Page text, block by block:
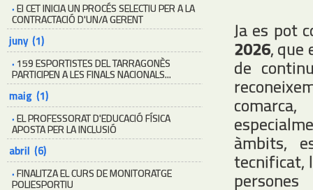
·El CET INICIA UN PROCÉS SELECTIU PER A LA
CONTRACTACIÓ D'UN/A GERENT
juny (1)
· 159 ESPORTISTES DEL TARRAGONÈS
PARTICIPEN A LES FINALS NACIONALS...
maig (1)
·EL PROFESSORAT D'EDUCACIÓ FÍSICA
APOSTA PER LA INCLUSIÓ
abril (6)
·FINALITZA EL CURS DE MONITORATGE
POLIESPORTIU
Ja es pot
2026, que
de
àmbits,
tecnificat,